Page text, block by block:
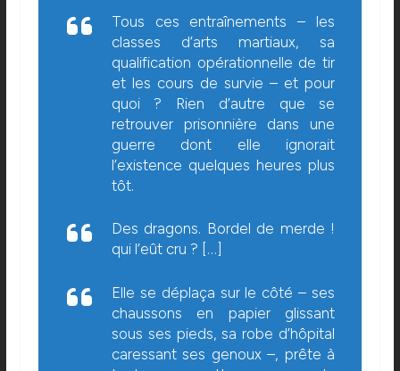
Tous ces entraînements – les
classes d’arts martiaux, sa
qualification opérationnelle de tir
et les cours de survie – et pour
quoi ? Rien d’autre que se
retrouver prisonnière dans une
guerre dont elle ignorait
l’existence quelques heures plus
tôt.
Des dragons. Bordel de merde !
qui l’eût cru ? […]
Elle se déplaça sur le côté – ses
chaussons en papier glissant
sous ses pieds, sa robe d’hôpital
caressant ses genoux –, prête à